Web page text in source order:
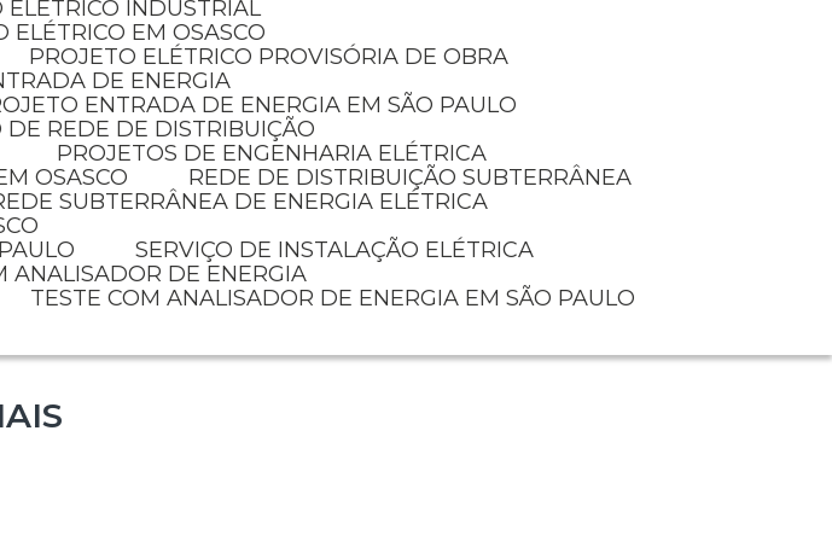
ELETRICO INDUSTRIAL
ELÉTRICO EM OSASCO
PROJETO ELÉTRICO PROVISÓRIA DE OBRA
DE ENERGIA
ENTRADA DE ENERGIA EM SÃO PAULO
DE REDE DE DISTRIBUIÇÃO
PROJETOS DE ENGENHARIA ELÉTRICA
OSASCO
REDE DE DISTRIBUIÇÃO SUBTERRÂNEA
REDE SUBTERRÂNEA DE ENERGIA ELÉTRICA
SERVIÇO DE INSTALAÇÃO ELÉTRICA
ANALISADOR DE ENERGIA
TESTE COM ANALISADOR DE ENERGIA EM SÃO PAULO